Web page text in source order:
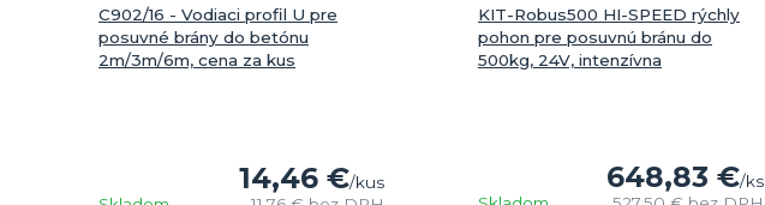
C902/16 - Vodiaci profil U pre
posuvné brány do betónu
2m/3m/6m, cena za kus
14,46 €/kus
KIT-Robus500 HI-SPEED rýchly
pohon pre posuvnú bránu do
500kg, 24V, intenzívna
648,83 €/ks